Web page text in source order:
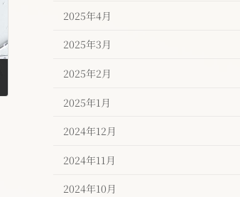
2025年4月
2025年3月
2025年2月
2025年1月
2024年12月
2024年11月
2024年10月